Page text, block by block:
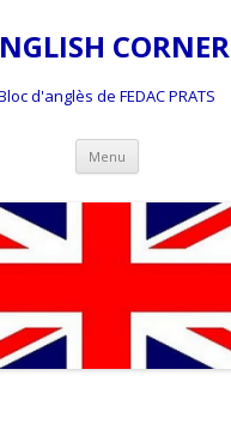
CORNER
d'anglès de FEDAC PRATS
Menu Skip
content